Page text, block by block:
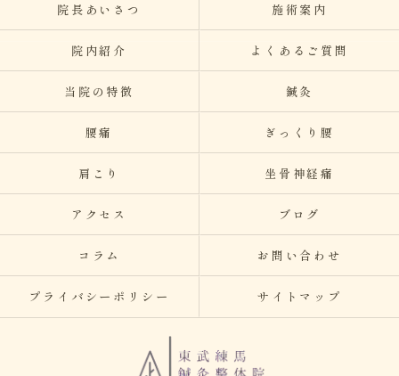
院長あいさつ 施術案内
院内紹介 よくあるご質問
当院の特徴 鍼灸
腰痛 ぎっくり腰
肩こり 坐骨神経痛
アクセス ブログ
コラム お問い合わせ
プライバシーポリシー サイトマップ